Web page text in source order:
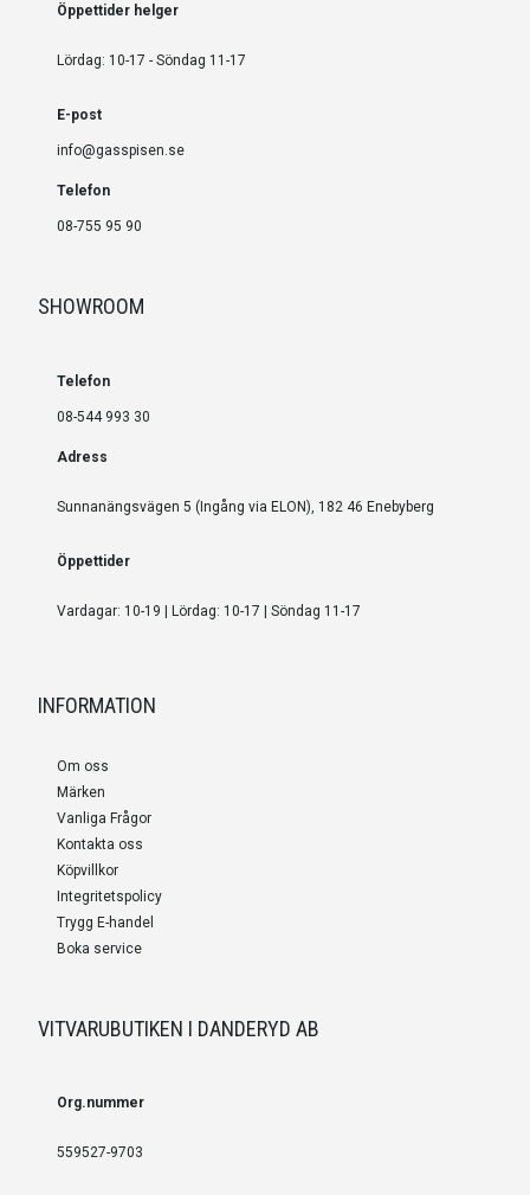
Öppettider helger
Lördag: 10-17 - Söndag 11-17
E-post
info@gasspisen.se
Telefon
08-755 95 90
SHOWROOM
Telefon
08-544 993 30
Adress
Sunnanängsvägen 5 (Ingång via ELON), 182 46 Enebyberg
Öppettider
Vardagar: 10-19 | Lördag: 10-17 | Söndag 11-17
INFORMATION
Om oss
Märken
Vanliga Frågor
Kontakta oss
Köpvillkor
Integritetspolicy
Trygg E-handel
Boka service
VITVARUBUTIKEN I DANDERYD AB
Org.nummer
559527-9703